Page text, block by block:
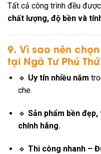
Tất cả công trình đều được
chất lượng, độ bền và
9. Vì sao nên
tại Ngã Tư Phú Thứ
🔹 Uy tín nhiều năm
che.
🔹 Sản phẩm bền
chính hãng.
🔹 Thi công nhanh –